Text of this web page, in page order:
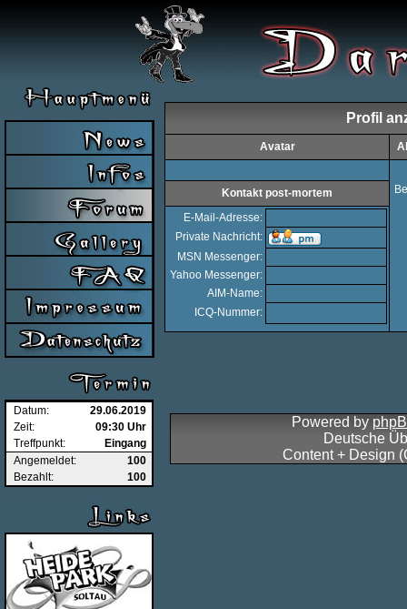
Datum:
29.06.2019
Zeit:
09:30 Uhr
Treffpunkt:
Eingang
Angemeldet:
100
Bezahlt:
100
Profil
Avatar
Kontakt post-mortem
E-Mail-Adresse:
Private Nachricht:
MSN Messenger:
Yahoo Messenger:
AIM-Name:
ICQ-Nummer:
Powered by
Deutsche
Content + Design